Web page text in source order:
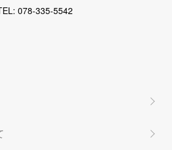
078-335-5542